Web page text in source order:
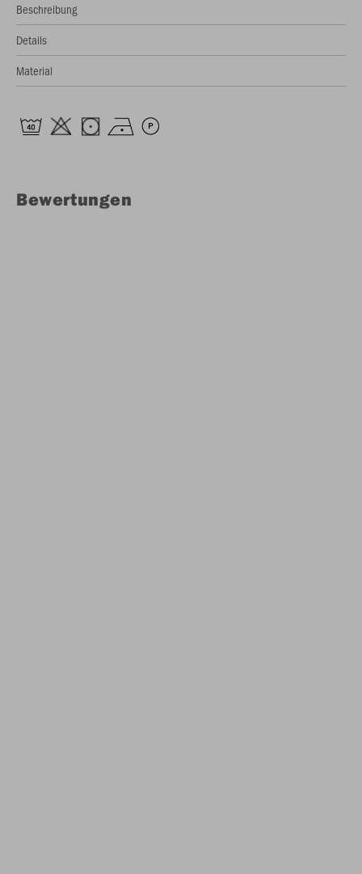
Beschreibung
Details
Material
Bewertungen